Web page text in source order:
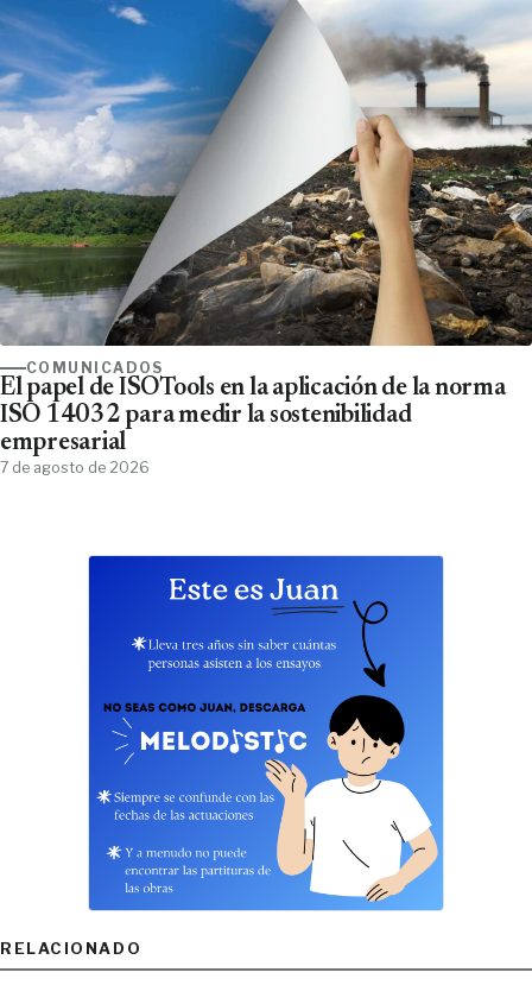
COMUNICADOS
El papel de ISOTools en la aplicación de la norma
ISO 14032 para medir la sostenibilidad
empresarial
7 de agosto de 2026
RELACIONADO